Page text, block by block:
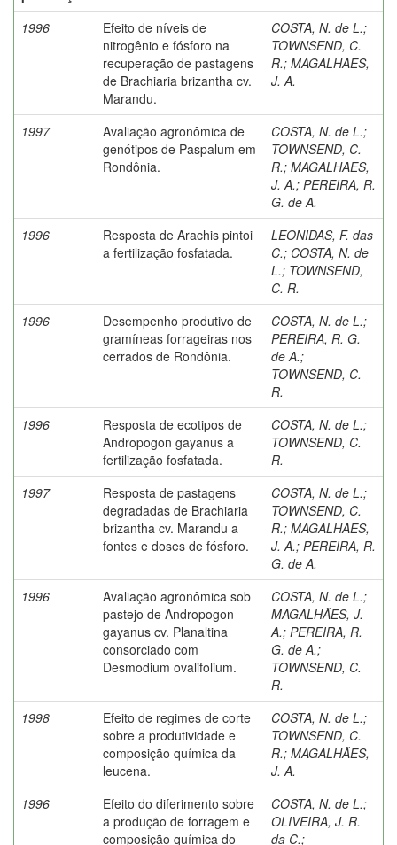
1996
Efeito de níveis de
nitrogênio e fósforo na
recuperação de pastagens
de Brachiaria brizantha cv.
Marandu.
COSTA, N. de L.;
TOWNSEND, C.
R.; MAGALHAES,
J. A.
1997
Avaliação agronômica de
genótipos de Paspalum em
Rondônia.
COSTA, N. de L.;
TOWNSEND, C.
R.; MAGALHAES,
J. A.; PEREIRA, R.
G. de A.
1996
Resposta de Arachis pintoi
a fertilização fosfatada.
LEONIDAS, F. das
C.; COSTA, N. de
L.; TOWNSEND,
C. R.
1996
Desempenho produtivo de
gramíneas forrageiras nos
cerrados de Rondônia.
COSTA, N. de L.;
PEREIRA, R. G.
de A.;
TOWNSEND, C.
R.
1996
Resposta de ecotipos de
Andropogon gayanus a
fertilização fosfatada.
COSTA, N. de L.;
TOWNSEND, C.
R.
1997
Resposta de pastagens
degradadas de Brachiaria
brizantha cv. Marandu a
fontes e doses de fósforo.
COSTA, N. de L.;
TOWNSEND, C.
R.; MAGALHAES,
J. A.; PEREIRA, R.
G. de A.
1996
Avaliação agronômica sob
pastejo de Andropogon
gayanus cv. Planaltina
consorciado com
Desmodium ovalifolium.
COSTA, N. de L.;
MAGALHÃES, J.
A.; PEREIRA, R.
G. de A.;
TOWNSEND, C.
R.
1998
Efeito de regimes de corte
sobre a produtividade e
composição química da
leucena.
COSTA, N. de L.;
TOWNSEND, C.
R.; MAGALHÃES,
J. A.
1996
Efeito do diferimento sobre
a produção de forragem e
composição química do
COSTA, N. de L.;
OLIVEIRA, J. R.
da C.;